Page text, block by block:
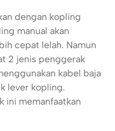
dengan kopling
manual akan
cepat lelah. Namun
2 jenis penggerak
kabel baja
lever kopling.
ini memanfaatkan